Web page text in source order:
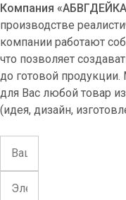
Компания
производстве
компании работают
что позволяет
до готовой
для Вас любой товар
(идея, дизайн,